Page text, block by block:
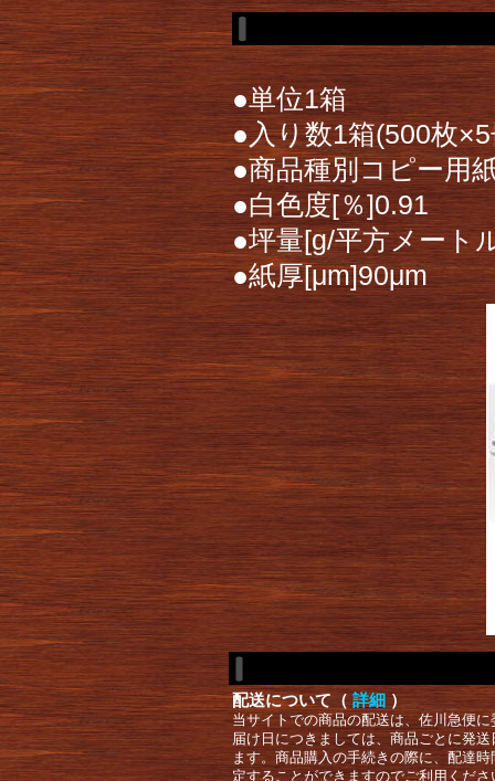
●単位1箱
●入り数1箱(500枚
●商品種別コピー用
●白色度[％]0.91
●坪量[g/平方メート
●紙厚[μm]90μm
配送について（ 詳細 ）
当サイトでの商品の配送は、佐川急便
届け日につきましては、商品ごとに発
ます。商品購入の手続きの際に、配達
定することができますのでご利用くださ